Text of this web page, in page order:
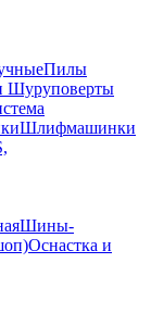
Пилы
Шуруповерты
Шлифмашинки
Шины-
Оснастка и